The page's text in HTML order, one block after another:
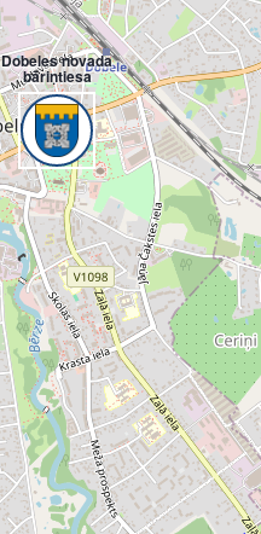
Dobeles novada
bāriņtiesa